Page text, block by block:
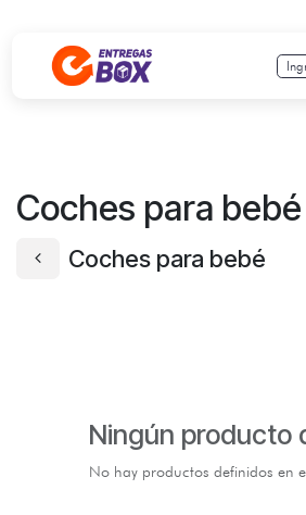
Coches para bebé
Coches para bebé
Ningún producto
No hay productos definidos en